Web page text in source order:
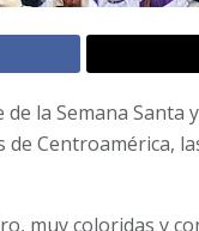
la Semana
Centroamérica,
muy coloridas y